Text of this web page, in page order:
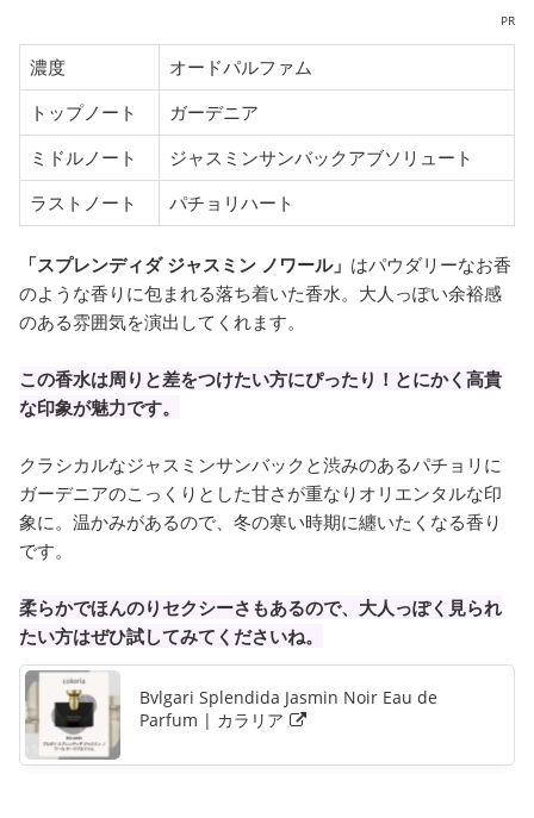
PR
濃度
オードパルファム
トップノート
ガーデニア
ミドルノート
ジャスミンサンバックアブソリュート
ラストノート
パチョリハート
「スプレンディダ ジャスミン ノワール」 はパウダリーなお香
のような香りに包まれる落ち着いた香水。大人っぽい余裕感
のある雰囲気を演出してくれます。
この香水は周りと差をつけたい方にぴったり！とにかく高貴
な印象が魅力です。
クラシカルなジャスミンサンバックと渋みのあるパチョリに
ガーデニアのこっくりとした甘さが重なりオリエンタルな印
象に。温かみがあるので、冬の寒い時期に纏いたくなる香り
です。
柔らかでほんのりセクシーさもあるので、大人っぽく見られ
たい方はぜひ試してみてくださいね。
Bvlgari Splendida Jasmin Noir Eau de
Parfum | カラリア